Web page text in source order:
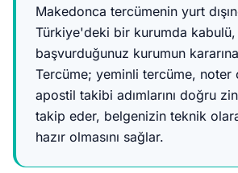
Makedonca tercümenin yurt
Türkiye'deki bir kurumda kabulü,
başvurduğunuz kurumun
Tercüme; yeminli tercüme, noter
apostil takibi adımlarını doğru
takip eder, belgenizin teknik
hazır olmasını sağlar.